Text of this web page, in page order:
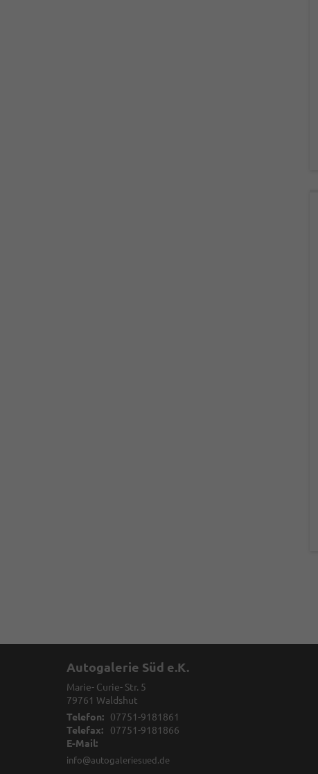
Autogalerie Süd e.K.
Marie- Curie- Str. 5
79761 Waldshut
Telefon:
07751-9181861
Telefax:
07751-9181866
E-Mail:
info@autogaleriesued.de